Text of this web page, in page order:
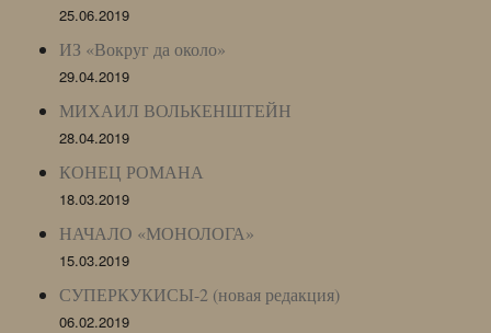
25.06.2019
ИЗ «Вокруг да около»
29.04.2019
МИХАИЛ ВОЛЬКЕНШТЕЙН
28.04.2019
КОНЕЦ РОМАНА
18.03.2019
НАЧАЛО «МОНОЛОГА»
15.03.2019
СУПЕРКУКИСЫ-2 (новая редакция)
06.02.2019